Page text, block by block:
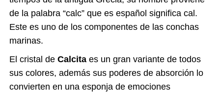
de la palabra “calc” que es español significa cal.
Este es uno de los componentes de las conchas
marinas.
El cristal de Calcita es un gran variante de todos
sus colores, además sus poderes de absorción lo
convierten en una esponja de emociones